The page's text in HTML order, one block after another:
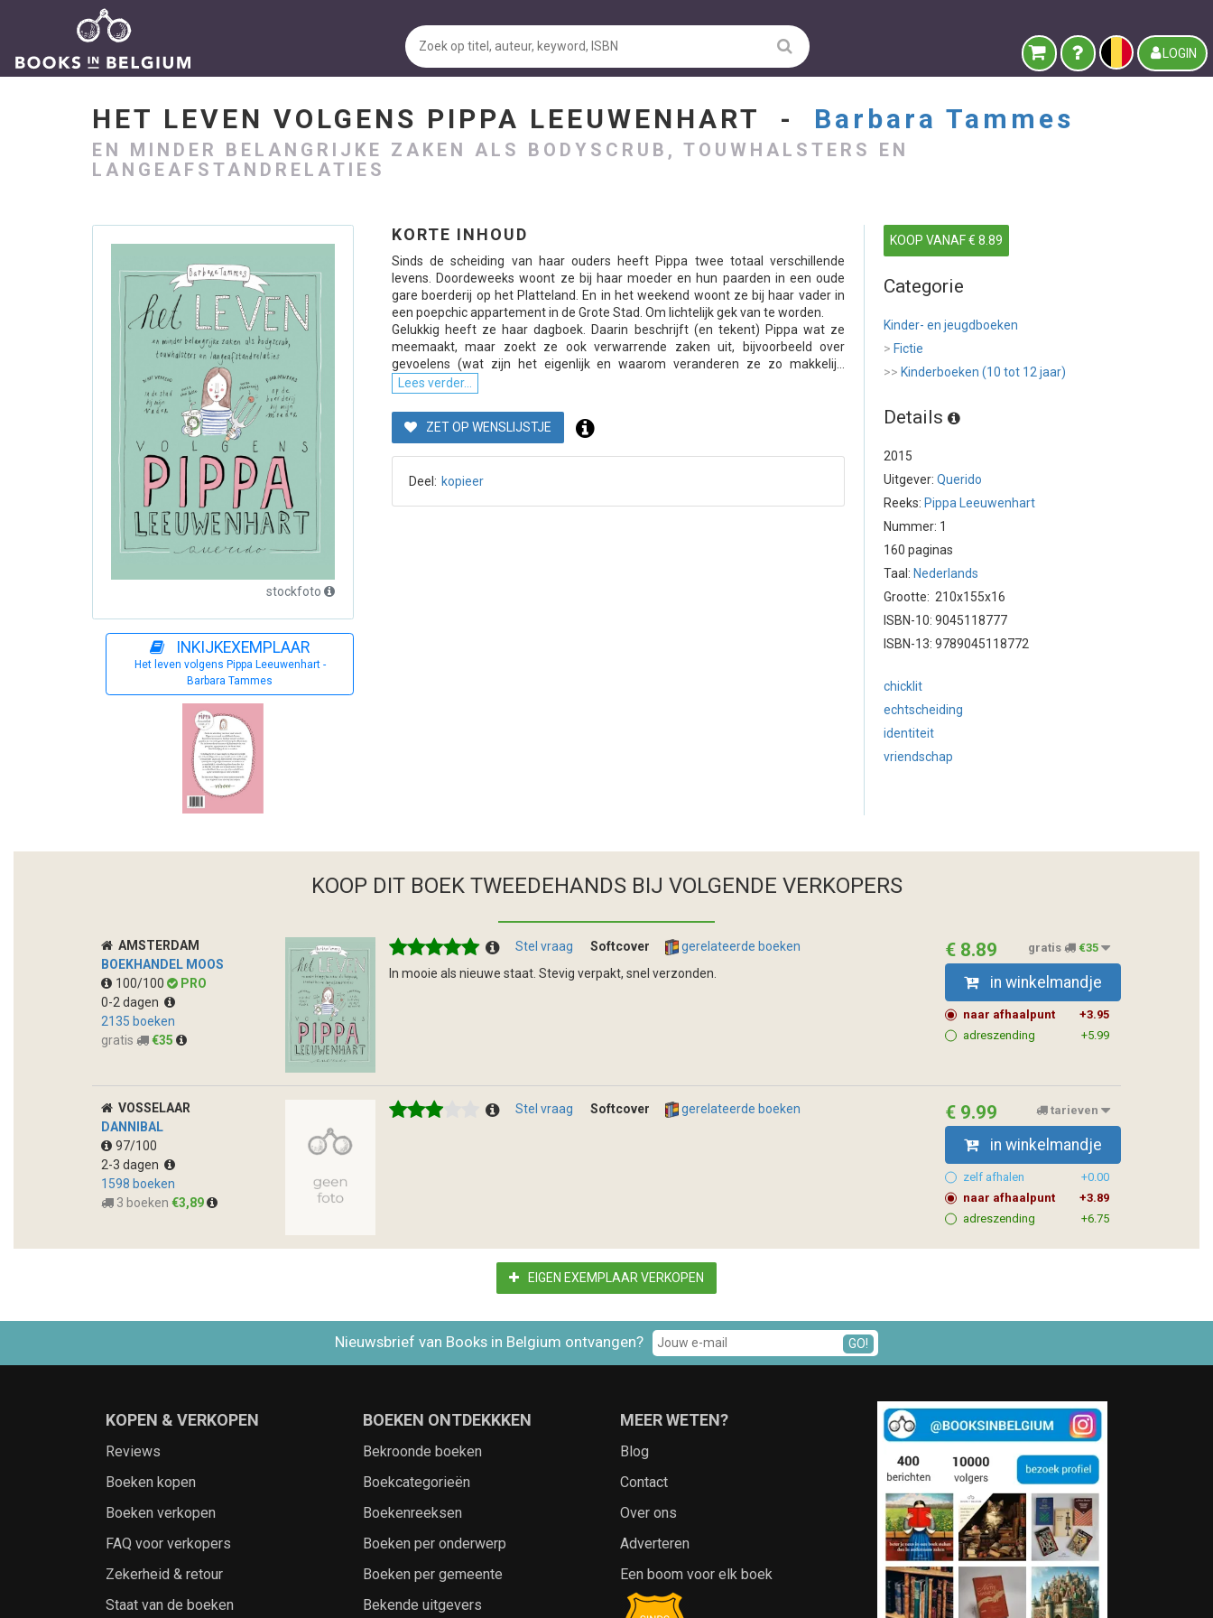
LOGIN
HET LEVEN VOLGENS PIPPA LEEUWENHART - Barbara Tammes
EN MINDER BELANGRIJKE ZAKEN ALS BODYSCRUB, TOUWHALSTERS EN
LANGEAFSTANDRELATIES
stockfoto
INKIJKEXEMPLAAR
Het leven volgens Pippa Leeuwenhart -
Barbara Tammes
KORTE INHOUD
Sinds de scheiding van haar ouders heeft Pippa twee totaal verschillende
levens. Doordeweeks woont ze bij haar moeder en hun paarden in een oude
gare boerderij op het Platteland. En in het weekend woont ze bij haar vader in
een poepchic appartement in de Grote Stad. Om lichtelijk gek van te worden.
Gelukkig heeft ze haar dagboek. Daarin beschrijft (en tekent) Pippa wat ze
meemaakt, maar zoekt ze ook verwarrende zaken uit, bijvoorbeeld over
gevoelens (wat zijn het eigenlijk en waarom veranderen ze zo makkelij...
Lees verder...
ZET OP WENSLIJSTJE
Deel: kopieer
KOOP VANAF € 8.89
Categorie
Kinder- en jeugdboeken
> Fictie
>> Kinderboeken (10 tot 12 jaar)
Details
2015
Uitgever: Querido
Reeks: Pippa Leeuwenhart
Nummer: 1
160 paginas
Taal: Nederlands
Grootte: 210x155x16
ISBN-10: 9045118777
ISBN-13: 9789045118772
chicklit
echtscheiding
identiteit
vriendschap
KOOP DIT BOEK TWEEDEHANDS BIJ VOLGENDE VERKOPERS
AMSTERDAM
BOEKHANDEL MOOS
100/100
PRO
0-2 dagen
2135 boeken
gratis
€35
Stel vraag Softcover
gerelateerde boeken
In mooie als nieuwe staat. Stevig verpakt, snel verzonden.
€ 8.89 gratis €35
in winkelmandje
naar afhaalpunt
+3.95
adreszending
+5.99
VOSSELAAR
DANNIBAL
97/100
2-3 dagen
1598 boeken
3 boeken €3,89
Stel vraag Softcover gerelateerde boeken € 9.99 tarieven
in winkelmandje
zelf afhalen
+0.00
naar afhaalpunt
+3.89
adreszending
+6.75
EIGEN EXEMPLAAR VERKOPEN
Nieuwsbrief van Books in Belgium ontvangen? GO!
KOPEN & VERKOPEN
Reviews
Boeken kopen
Boeken verkopen
FAQ voor verkopers
Zekerheid & retour
Staat van de boeken
BOEKEN ONTDEKKKEN
Bekroonde boeken
Boekcategorieën
Boekenreeksen
Boeken per onderwerp
Boeken per gemeente
Bekende uitgevers
MEER WETEN?
Blog
Contact
Over ons
Adverteren
Een boom voor elk boek